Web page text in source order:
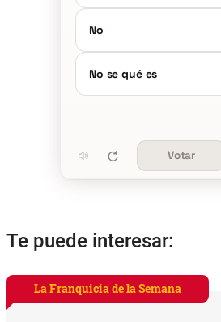
No
No se qué es
Votar
Te puede interesar:
La Franquicia de la Semana